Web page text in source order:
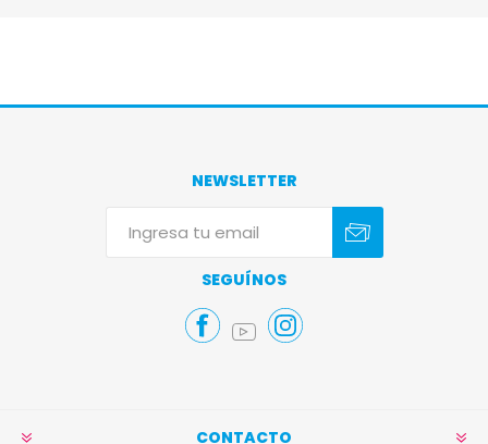
NEWSLETTER
SEGUÍNOS
CONTACTO